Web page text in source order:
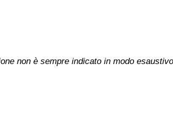
non è sempre indicato in modo